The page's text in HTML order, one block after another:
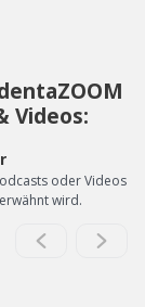
Videos:
oder Videos
wird.